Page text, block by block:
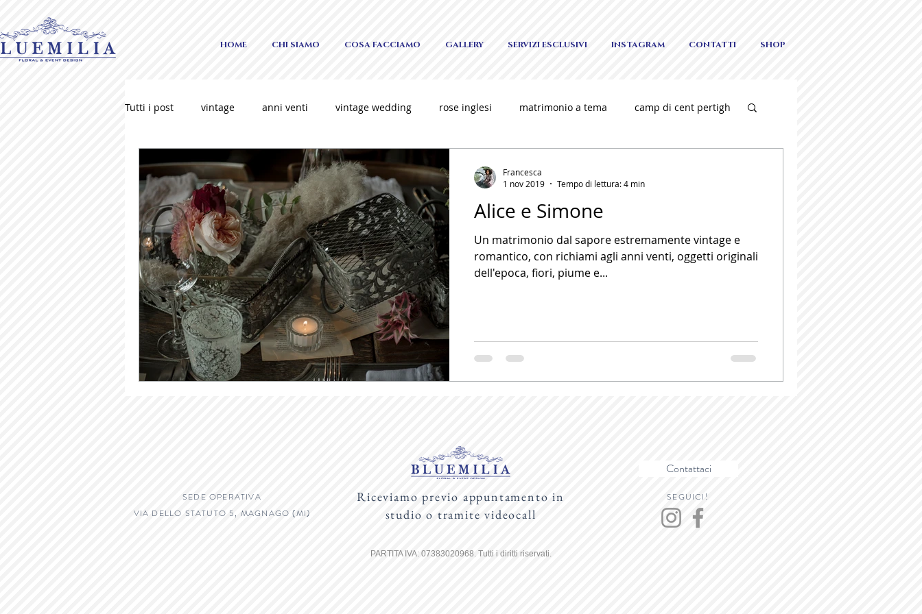
HOME CHI SIAMO COSA FACCIAMO GALLERY SERVIZI ESCLUSIVI INSTAGRAM CONTATTI SHOP
Tutti i post vintage anni venti vintage wedding rose inglesi matrimonio a tema camp di cent pertigh
piume matrimonio sofisticato matrimonio elegante
italian wedding como wedding Alice e Simone
Un matrimonio dal sapore estremamente vintage e
romantico, con richiami agli anni venti, oggetti originali
dell'epoca, fiori, piume e...
Francesca
1 nov 2019
Tempo di lettura: 4 min
SEDE OPERATIVA
VIA DELLO STATUTO 5, MAGNAGO (MI)
Riceviamo previo appuntamento in
studio o tramite videocall
Contattaci
SEGUICI!
PARTITA IVA: 07383020968. Tutti i diritti riservati.